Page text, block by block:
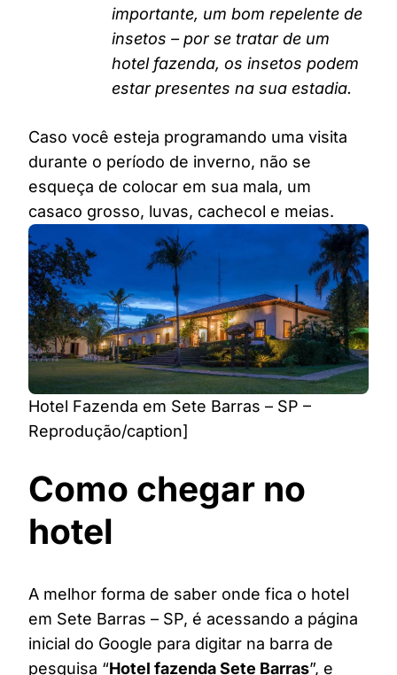
importante, um bom repelente de
insetos – por se tratar de um
hotel fazenda, os insetos podem
estar presentes na sua estadia.
Caso você esteja programando uma visita
durante o período de inverno, não se
esqueça de colocar em sua mala, um
casaco grosso, luvas, cachecol e meias.
Hotel Fazenda em Sete Barras – SP –
Reprodução/caption]
Como chegar no
hotel
A melhor forma de saber onde fica o hotel
em Sete Barras – SP, é acessando a página
inicial do Google para digitar na barra de
pesquisa “Hotel fazenda Sete Barras”, e